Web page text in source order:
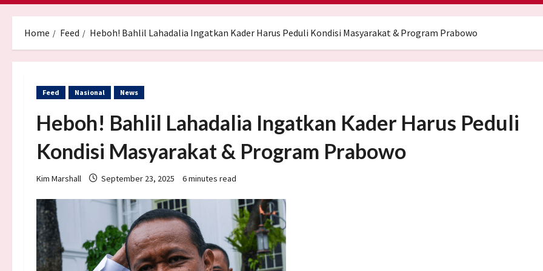
Home Feed Heboh! Bahlil Lahadalia Ingatkan Kader Harus Peduli Kondisi Masyarakat & Program Prabowo
Feed Nasional News
Heboh! Bahlil Lahadalia Ingatkan Kader Harus Peduli
Kondisi Masyarakat & Program Prabowo
Kim Marshall September 23, 2025 6 minutes read